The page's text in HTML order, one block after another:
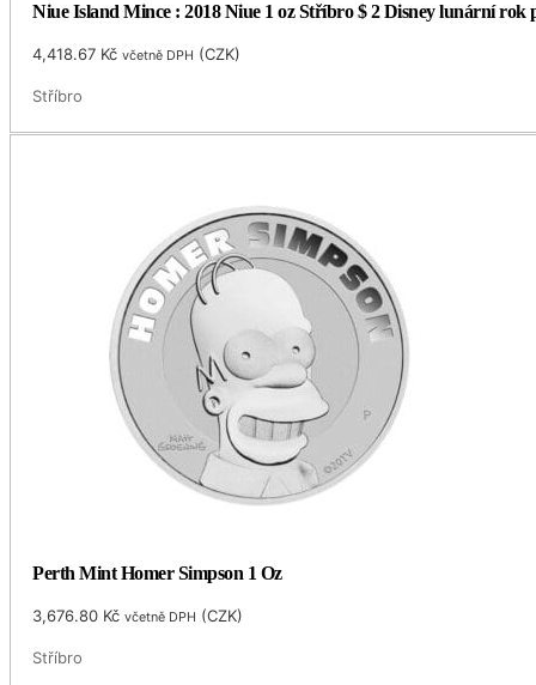
Niue Island Mince : 2018 Niue 1 oz Stříbro $ 2 Disney lunární rok
4,418.67 Kč včetně DPH (CZK)
Stříbro
Perth Mint Homer Simpson 1 Oz
3,676.80 Kč včetně DPH (CZK)
Stříbro